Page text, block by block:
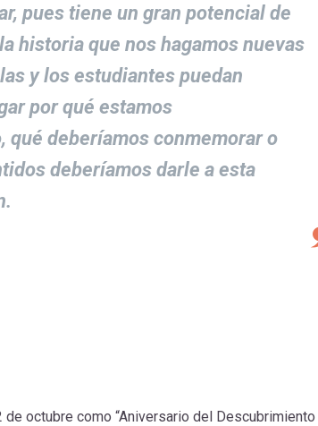
pues tiene un gran potencial de
historia que nos hagamos nuevas
y los estudiantes puedan
por qué estamos
qué deberíamos conmemorar o
deberíamos darle a esta
octubre como “Aniversario del Descubrimiento